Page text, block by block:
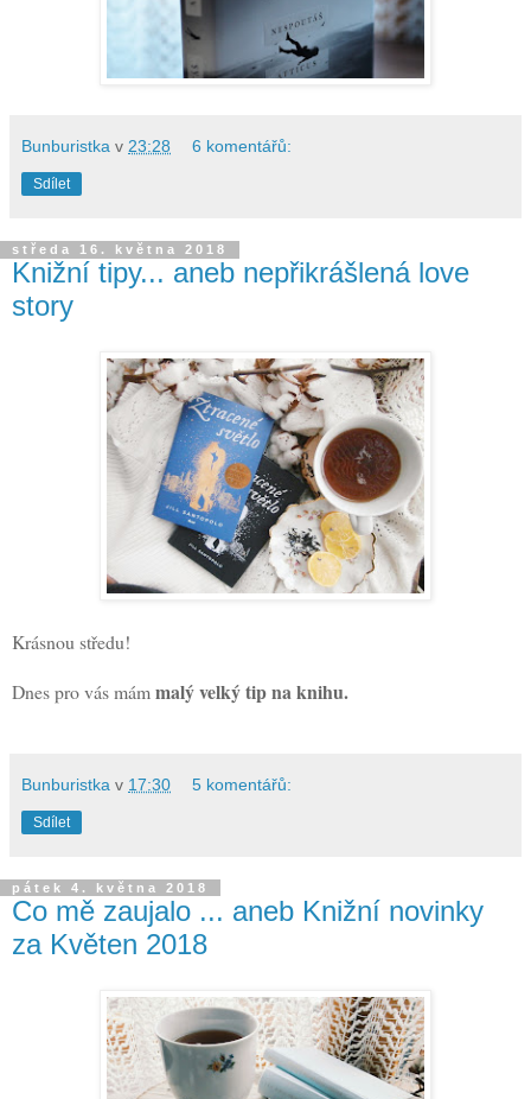
Bunburistka v 23:28 6 komentářů:
Sdílet
středa 16. května 2018
Knižní tipy... aneb nepřikrášlená love
story
Krásnou středu!
Dnes pro vás mámmalý velký tip na knihu.
Bunburistka v 17:30 5 komentářů:
Sdílet
pátek 4. května 2018
Co mě zaujalo ... aneb Knižní novinky
za Květen 2018